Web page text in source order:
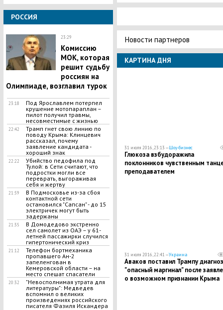
РОССИЯ
23:29
Комиссию
МОК, которая
решит судьбу
россиян на
Олимпиаде, возглавил турок
23:18
Под Ярославлем потерпел
крушение мотопараплан –
пилот получил травмы,
несовместимые с жизнью
22:42
Трамп гнет свою линию по
поводу Крыма: Клинцевич
рассказал, почему
заявление кандидата -
хороший знак
22:22
Убийство педофила под
Тулой: в Сети считают, что
подростки могли все
переврать, выгораживая
себя и жертву
21:59
В Подмосковье из-за сбоя
контактной сети
остановился "Сапсан" - до 15
электричек могут быть
задержаны
21:35
В Домодедово экстренно
сел самолет из ОАЭ – у 61-
летней пассажирки случился
гипертонический криз
21:12
Телефон бортмеханика
пропавшего Ан-2
запеленгован в
Кемеровской области – на
место спешат спасатели
20:32
"Невосполнимая утрата для
литературы": Медведев
вспомнил о великих
произведениях российского
писателя Фазиля Искандера
Новости партнеров
КАРТИНА ДНЯ
31 июля 2016, 23:13 —Шоу-бизнес
Глюкоза взбудоражила
поклонников чувственным
преподавателем
31 июля 2016, 22:41 —Украина
Аваков поставил Трампу диагноз
"опасный маргинал" после
о возможном признании Крыма